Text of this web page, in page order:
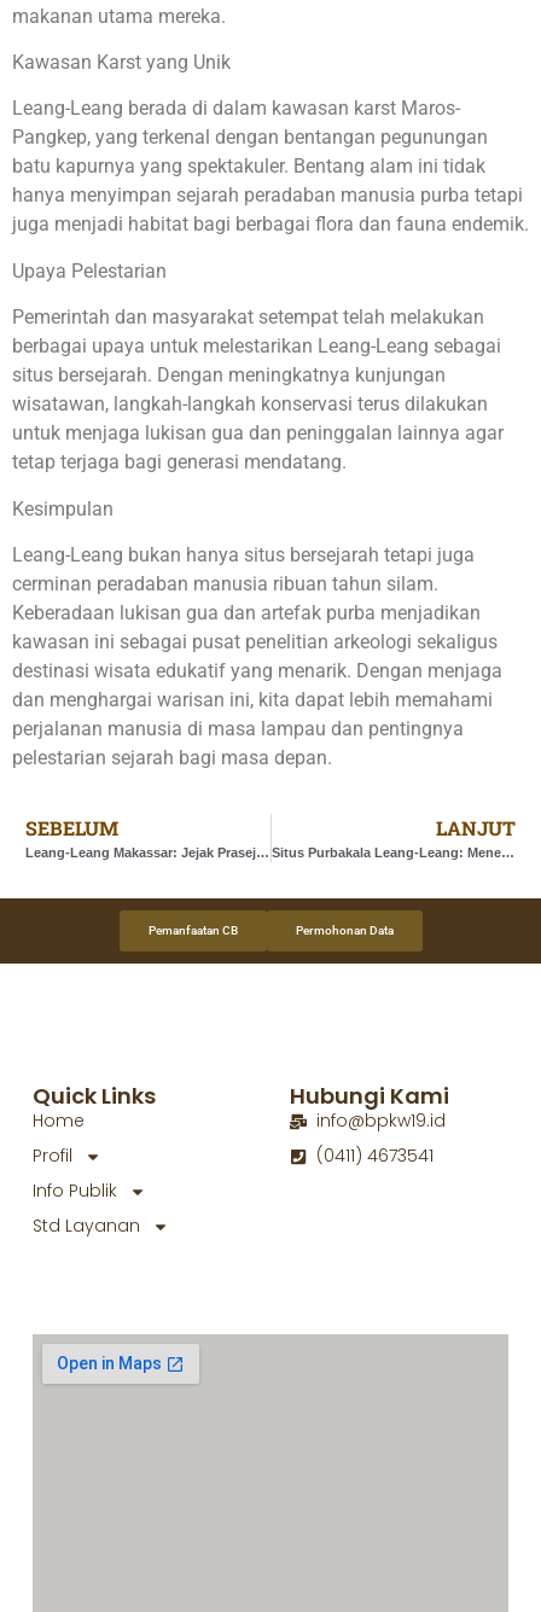
makanan utama mereka.
Kawasan Karst yang Unik
Leang-Leang berada di dalam kawasan karst Maros-
Pangkep, yang terkenal dengan bentangan pegunungan
batu kapurnya yang spektakuler. Bentang alam ini tidak
hanya menyimpan sejarah peradaban manusia purba tetapi
juga menjadi habitat bagi berbagai flora dan fauna endemik.
Upaya Pelestarian
Pemerintah dan masyarakat setempat telah melakukan
berbagai upaya untuk melestarikan Leang-Leang sebagai
situs bersejarah. Dengan meningkatnya kunjungan
wisatawan, langkah-langkah konservasi terus dilakukan
untuk menjaga lukisan gua dan peninggalan lainnya agar
tetap terjaga bagi generasi mendatang.
Kesimpulan
Leang-Leang bukan hanya situs bersejarah tetapi juga
cerminan peradaban manusia ribuan tahun silam.
Keberadaan lukisan gua dan artefak purba menjadikan
kawasan ini sebagai pusat penelitian arkeologi sekaligus
destinasi wisata edukatif yang menarik. Dengan menjaga
dan menghargai warisan ini, kita dapat lebih memahami
perjalanan manusia di masa lampau dan pentingnya
pelestarian sejarah bagi masa depan.
SEBELUM
Leang-Leang Makassar: Jejak Prasejarah di Sulawesi Selatan
LANJUT
Situs Purbakala Leang-Leang: Menelusuri Jejak Manusia Purba di Sulawesi Selatan
Pemanfaatan CB Permohonan Data
Quick Links
Home
Profil
Info Publik
Std Layanan
Hubungi Kami
info@bpkw19.id
(0411) 4673541